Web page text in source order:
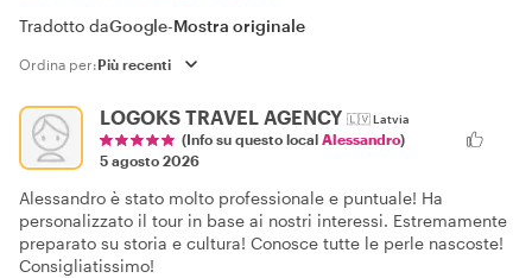
Tradotto daGoogle-Mostra originale
Ordina per:
LOGOKS TRAVEL AGENCY 🇱🇻Latvia
(Info su questo local Alessandro)
5 agosto 2026
Alessandro è stato molto professionale e puntuale! Ha
personalizzato il tour in base ai nostri interessi. Estremamente
preparato su storia e cultura! Conosce tutte le perle nascoste!
Consigliatissimo!